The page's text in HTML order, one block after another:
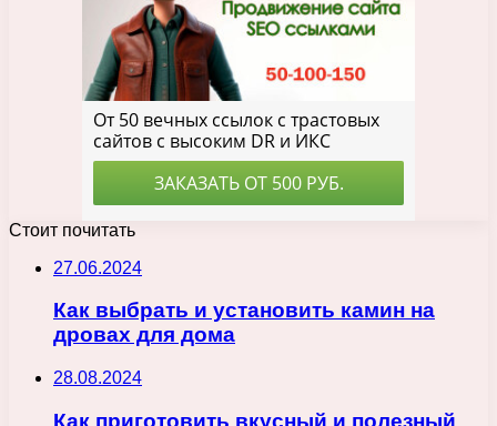
Стоит почитать
27.06.2024
Как выбрать и установить камин на
дровах для дома
28.08.2024
Как приготовить вкусный и полезный